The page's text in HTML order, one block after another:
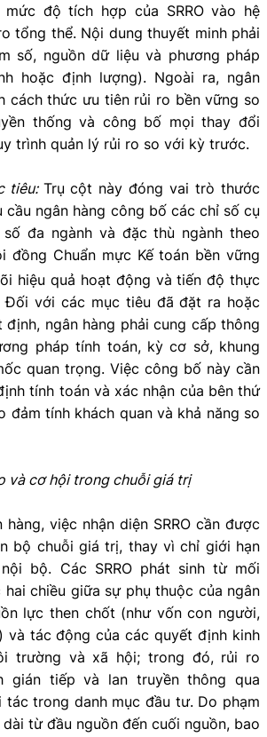
độ tích hợp của SRRO vào hệ
tổng thể. Nội dung thuyết minh phải
số, nguồn dữ liệu và phương pháp
hoặc định lượng). Ngoài ra, ngân
cách thức ưu tiên rủi ro bền vững so
thống và công bố mọi thay đổi
trình quản lý rủi ro so với kỳ trước.
tiêu: Trụ cột này đóng vai trò thước
cầu ngân hàng công bố các chỉ số cụ
đa ngành và đặc thù ngành theo
đồng Chuẩn mực Kế toán bền vững
hiệu quả hoạt động và tiến độ thực
Đối với các mục tiêu đã đặt ra hoặc
ngân hàng phải cung cấp thông
pháp tính toán, kỳ cơ sở, khung
quan trọng. Việc công bố này cần
tính toán và xác nhận của bên thứ
đảm tính khách quan và khả năng so
và cơ hội trong chuỗi giá trị
hàng, việc nhận diện SRRO cần được
bộ chuỗi giá trị, thay vì chỉ giới hạn
bộ. Các SRRO phát sinh từ mối
chiều giữa sự phụ thuộc của ngân
lực then chốt (như vốn con người,
và tác động của các quyết định kinh
trường và xã hội; trong đó, rủi ro
gián tiếp và lan truyền thông qua
tác trong danh mục đầu tư. Do phạm
từ đầu nguồn đến cuối nguồn, bao